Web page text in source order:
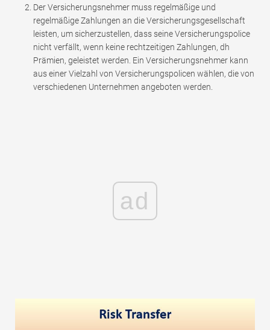
Der Versicherungsnehmer muss regelmäßige und
regelmäßige Zahlungen an die Versicherungsgesellschaft
leisten, um sicherzustellen, dass seine Versicherungspolice
nicht verfällt, wenn keine rechtzeitigen Zahlungen, dh
Prämien, geleistet werden. Ein Versicherungsnehmer kann
aus einer Vielzahl von Versicherungspolicen wählen, die von
verschiedenen Unternehmen angeboten werden.
ad